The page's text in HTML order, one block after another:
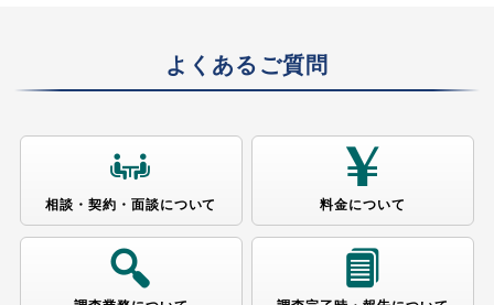
よくあるご質問
相談・契約・面談について 料金について